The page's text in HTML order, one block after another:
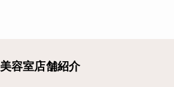
美容室店舗紹介